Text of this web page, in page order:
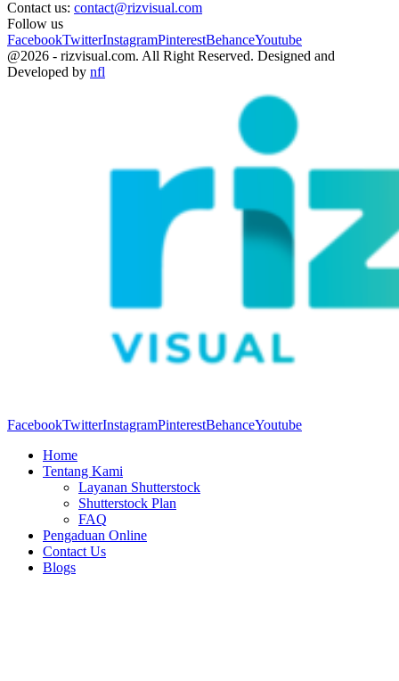
Contact us: contact@rizvisual.com
Follow us
FacebookTwitterInstagramPinterestBehanceYoutube
@2026 - rizvisual.com. All Right Reserved. Designed and
Developed by nfl
FacebookTwitterInstagramPinterestBehanceYoutube
Home
Tentang Kami
Layanan Shutterstock
Shutterstock Plan
FAQ
Pengaduan Online
Contact Us
Blogs